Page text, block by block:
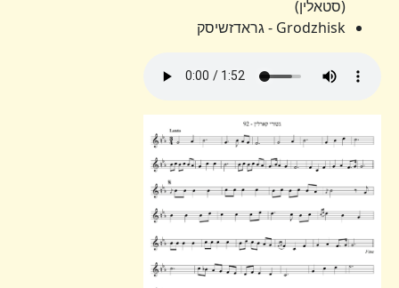
(סטאלין)
Grodzhisk - גראדזשיסק